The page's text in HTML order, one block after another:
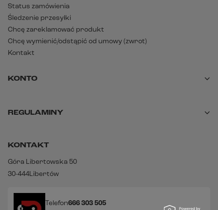
Status zamówienia
Śledzenie przesyłki
Chcę zareklamować produkt
Chcę wymienić/odstąpić od umowy (zwrot)
Kontakt
KONTO
REGULAMINY
KONTAKT
Góra Libertowska 50
30-444Libertów
Telefon666 303 505